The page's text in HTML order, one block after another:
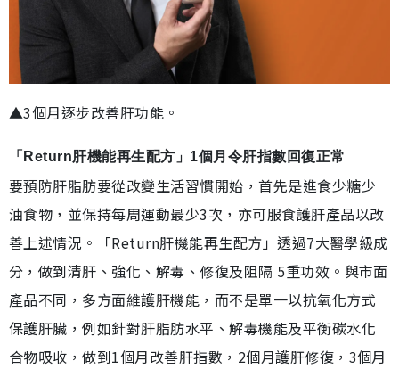
▲3個月逐步改善肝功能。
「Return肝機能再生配方」1個月令肝指數回復正常
要預防肝脂肪要從改變生活習慣開始，首先是進食少糖少
油食物，並保持每周運動最少3次，亦可服食護肝產品以改
善上述情況。「Return肝機能再生配方」透過7大醫學級成
分，做到清肝、強化、解毒、修復及阻隔 5重功效。與市面
產品不同，多方面維護肝機能，而不是單一以抗氧化方式
保護肝臟，例如針對肝脂肪水平、解毒機能及平衡碳水化
合物吸收，做到1個月改善肝指數，2個月護肝修復，3個月